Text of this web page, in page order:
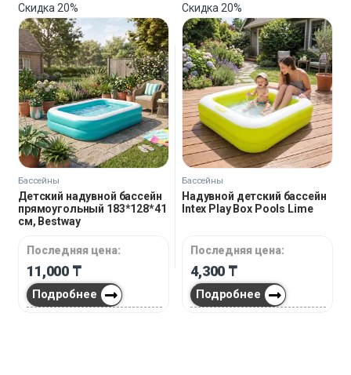
Скидка 20%
Бассейны
Детский надувной бассейн
прямоугольный 183*128*41
см, Bestway
Последняя цена:
11,000 ₸
Подробнее
Скидка 20%
Бассейны
Надувной детский бассейн
Intex Play Box Pools Lime
Последняя цена:
4,300 ₸
Подробнее